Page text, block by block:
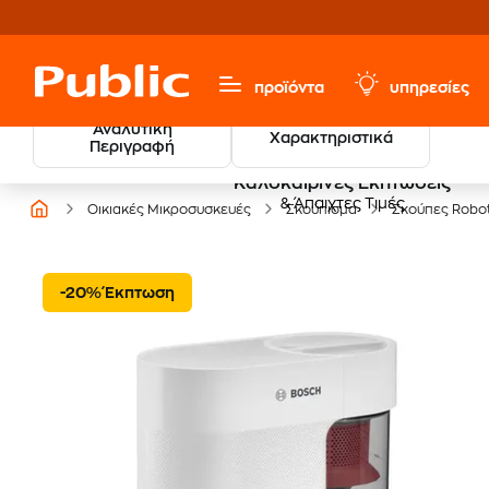
προϊόντα υπηρεσίες
Αναλυτική
Περιγραφή
Χαρακτηριστικά
Καλοκαιρινές Εκπτώσεις
& Άπαιχτες Τιμές
Οικιακές Μικροσυσκευές Σκούπισμα Σκούπες
-20% Έκπτωση